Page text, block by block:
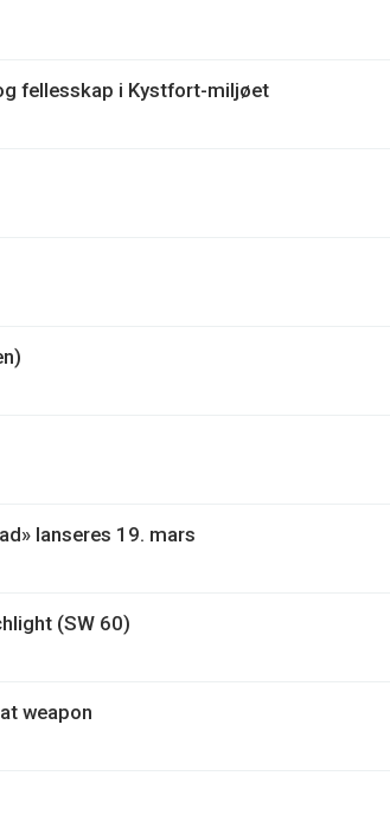
fellesskap i Kystfort-miljøet
lanseres 19. mars
(SW 60)
weapon